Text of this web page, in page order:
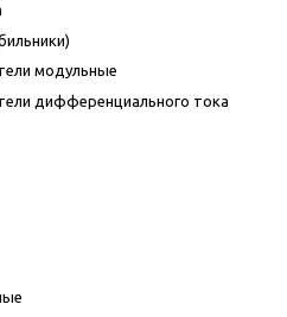
модульные
дифференциального тока